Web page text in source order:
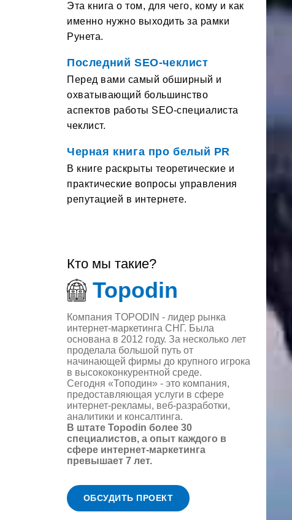
Эта книга о том, для чего, кому и как
именно нужно выходить за рамки
Рунета.
Последний SEO-чеклист
Перед вами самый обширный и
охватывающий большинство
аспектов работы SEO-специалиста
чеклист.
Черная книга про белый PR
В книге раскрыты теоретические и
практические вопросы управления
репутацией в интернете.
Кто мы такие?
Topodin
Компания TOPODIN - лидер рынка
интернет-маркетинга СНГ. Была
основана в 2012 году. За несколько лет
проделала большой путь от
начинающей фирмы до крупного игрока
в высококонкурентной среде.
Сегодня «Топодин» - это компания,
предоставляющая услуги в сфере
интернет-рекламы, веб-разработки,
аналитики и консалтинга.
В штате Topodin более 30
специалистов, а опыт каждого в
сфере интернет-маркетинга
превышает 7 лет.
ОБСУДИТЬ ПРОЕКТ